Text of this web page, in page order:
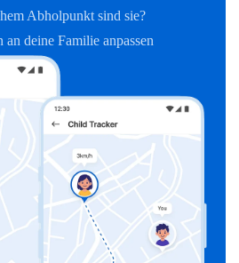
Abholpunkt sind sie?
an deine Familie anpassen